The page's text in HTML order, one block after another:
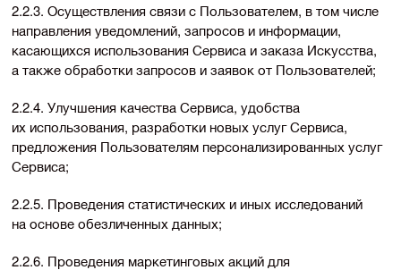
2.2.3. Осуществления связи с Пользователем, в том числе
направления уведомлений, запросов и информации,
касающихся использования Сервиса и заказа Искусства,
а также обработки запросов и заявок от Пользователей;
2.2.4. Улучшения качества Сервиса, удобства
их использования, разработки новых услуг Сервиса,
предложения Пользователям персонализированных услуг
Сервиса;
2.2.5. Проведения статистических и иных исследований
на основе обезличенных данных;
2.2.6. Проведения маркетинговых акций для